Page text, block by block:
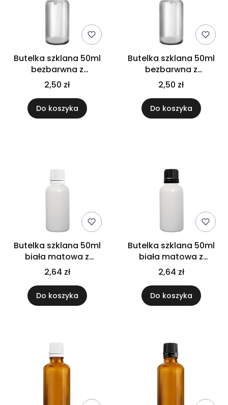
Butelka szklana 50ml
bezbarwna z
kroplomierzem białym
2,50 zł
Do koszyka
Butelka szklana 50ml
bezbarwna z
kroplomierzem
czarnym
2,50 zł
Do koszyka
Butelka szklana 50ml
biała matowa z
kroplomierzem białym
2,64 zł
Do koszyka
Butelka szklana 50ml
biała matowa z
kroplomierzem
czarnym
2,64 zł
Do koszyka